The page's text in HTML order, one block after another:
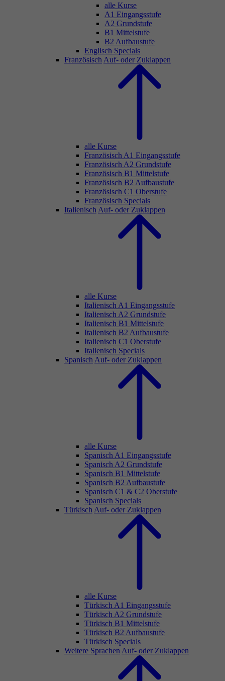
alle Kurse
A1 Eingangsstufe
A2 Grundstufe
B1 Mittelstufe
B2 Aufbaustufe
Englisch Specials
Französisch Auf- oder Zuklappen
alle Kurse
Französisch A1 Eingangsstufe
Französisch A2 Grundstufe
Französisch B1 Mittelstufe
Französisch B2 Aufbaustufe
Französisch C1 Oberstufe
Französisch Specials
Italienisch Auf- oder Zuklappen
alle Kurse
Italienisch A1 Eingangsstufe
Italienisch A2 Grundstufe
Italienisch B1 Mittelstufe
Italienisch B2 Aufbaustufe
Italienisch C1 Oberstufe
Italienisch Specials
Spanisch Auf- oder Zuklappen
alle Kurse
Spanisch A1 Eingangsstufe
Spanisch A2 Grundstufe
Spanisch B1 Mittelstufe
Spanisch B2 Aufbaustufe
Spanisch C1 & C2 Oberstufe
Spanisch Specials
Türkisch Auf- oder Zuklappen
alle Kurse
Türkisch A1 Eingangsstufe
Türkisch A2 Grundstufe
Türkisch B1 Mittelstufe
Türkisch B2 Aufbaustufe
Türkisch Specials
Weitere Sprachen Auf- oder Zuklappen